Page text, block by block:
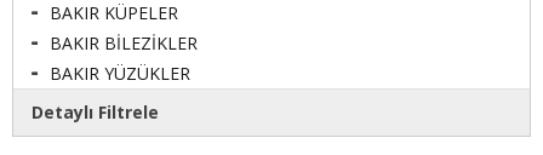
BAKIR KÜPELER
BAKIR BİLEZİKLER
BAKIR YÜZÜKLER
Detaylı Filtrele